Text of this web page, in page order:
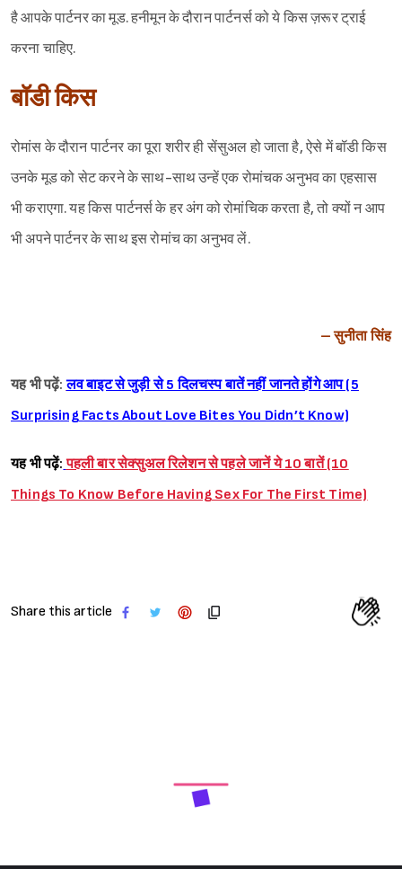
है आपके पार्टनर का मूड. हनीमून के दौरान पार्टनर्स को ये किस ज़रूर ट्राई
करना चाहिए.
बॉडी किस
रोमांस के दौरान पार्टनर का पूरा शरीर ही सेंसुअल हो जाता है, ऐसे में बॉडी किस
उनके मूड को सेट करने के साथ-साथ उन्हें एक रोमांचक अनुभव का एहसास
भी कराएगा. यह किस पार्टनर्स के हर अंग को रोमांचिक करता है, तो क्यों न आप
भी अपने पार्टनर के साथ इस रोमांच का अनुभव लें.
– सुनीता सिंह
यह भी पढ़ें:लव बाइट से जुड़ी से 5 दिलचस्प बातें नहीं जानते होंगे आप (5
Surprising Facts About Love Bites You Didn’t Know)
यह भी पढ़ें: पहली बार सेक्सुअल रिलेशन से पहले जानें ये 10 बातें (10
Things To Know Before Having Sex For The First Time)
Share this article